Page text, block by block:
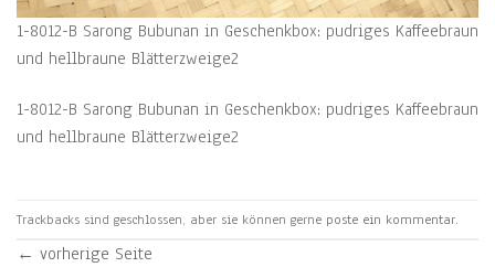
1-8012-B Sarong Bubunan in Geschenkbox: pudriges Kaffeebraun
und hellbraune Blätterzweige2
1-8012-B Sarong Bubunan in Geschenkbox: pudriges Kaffeebraun
und hellbraune Blätterzweige2
Trackbacks sind geschlossen, aber sie können gerne poste ein kommentar.
← vorherige Seite